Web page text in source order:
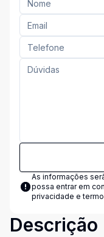
As informações
possa entrar em
privacidade e
Descrição